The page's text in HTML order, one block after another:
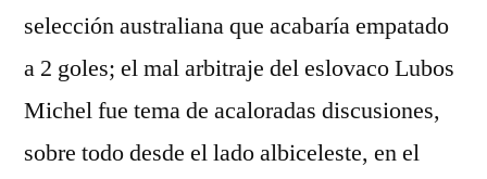
selección australiana que acabaría empatado
a 2 goles; el mal arbitraje del eslovaco Lubos
Michel fue tema de acaloradas discusiones,
sobre todo desde el lado albiceleste, en el